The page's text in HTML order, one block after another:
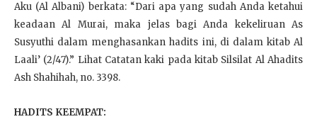
Aku (Al Albani) berkata: “Dari apa yang sudah Anda ketahui
keadaan Al Murai, maka jelas bagi Anda kekeliruan As
Susyuthi dalam menghasankan hadits ini, di dalam kitab Al
Laali’ (2/47).” Lihat Catatan kaki pada kitab Silsilat Al Ahadits
Ash Shahihah, no. 3398.
HADITS KEEMPAT: